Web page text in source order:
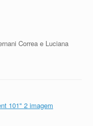
Correa e Luciana